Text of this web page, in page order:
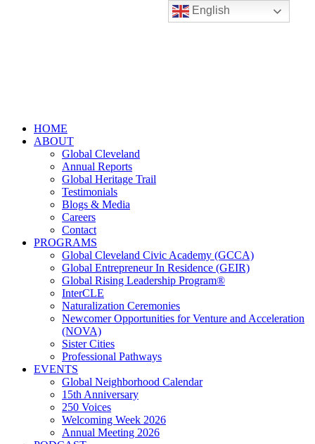
HOME
ABOUT
Global Cleveland
Annual Reports
Global Heritage Trail
Testimonials
Blogs & Media
Careers
Contact
PROGRAMS
Global Cleveland Civic Academy (GCCA)
Global Entrepreneur In Residence (GEIR)
Global Rising Leadership Program®
InterCLE
Naturalization Ceremonies
Newcomer Opportunities for Venture and Acceleration
(NOVA)
Sister Cities
Professional Pathways
EVENTS
Global Neighborhood Calendar
15th Anniversary
250 Voices
Welcoming Week 2026
Annual Meeting 2026
English